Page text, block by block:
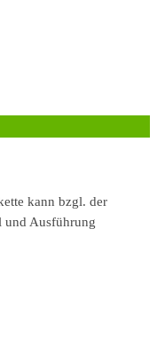
kann bzgl. der
und Ausführung